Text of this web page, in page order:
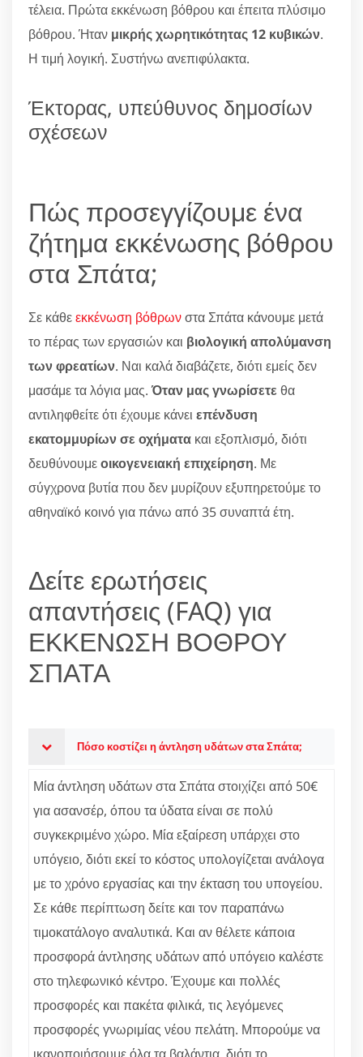
τέλεια. Πρώτα εκκένωση βόθρου και έπειτα πλύσιμο
βόθρου. Ήταν μικρής χωρητικότητας 12 κυβικών.
Η τιμή λογική. Συστήνω ανεπιφύλακτα.
Έκτορας, υπεύθυνος δημοσίων
σχέσεων
Πώς προσεγγίζουμε ένα
ζήτημα εκκένωσης βόθρου
στα Σπάτα;
Σε κάθεεκκένωση βόθρωνστα Σπάτα κάνουμε μετά
το πέρας των εργασιών και βιολογική απολύμανση
των φρεατίων. Ναι καλά διαβάζετε, διότι εμείς δεν
μασάμε τα λόγια μας.Όταν μας γνωρίσετε θα
αντιληφθείτε ότι έχουμε κάνει επένδυση
εκατομμυρίων σε οχήματα και εξοπλισμό, διότι
δευθύνουμεοικογενειακή επιχείρηση. Με
σύγχρονα βυτία που δεν μυρίζουν εξυπηρετούμε το
αθηναϊκό κοινό για πάνω από 35 συναπτά έτη.
Δείτε ερωτήσεις
απαντήσεις (FAQ) για
ΕΚΚΕΝΩΣΗ ΒΟΘΡΟΥ
ΣΠΑΤΑ
Πόσο κοστίζει η άντληση υδάτων στα Σπάτα;
Μία άντληση υδάτων στα Σπάτα στοιχίζει από 50€
για ασανσέρ, όπου τα ύδατα είναι σε πολύ
συγκεκριμένο χώρο. Μία εξαίρεση υπάρχει στο
υπόγειο, διότι εκεί το κόστος υπολογίζεται ανάλογα
με το χρόνο εργασίας και την έκταση του υπογείου.
Σε κάθε περίπτωση δείτε και τον παραπάνω
τιμοκατάλογο αναλυτικά. Και αν θέλετε κάποια
προσφορά άντλησης υδάτων από υπόγειο καλέστε
στο τηλεφωνικό κέντρο. Έχουμε και πολλές
προσφορές και πακέτα φιλικά, τις λεγόμενες
προσφορές γνωριμίας νέου πελάτη. Μπορούμε να